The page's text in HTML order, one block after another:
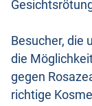
Besucher, die
die
gegen
richtige